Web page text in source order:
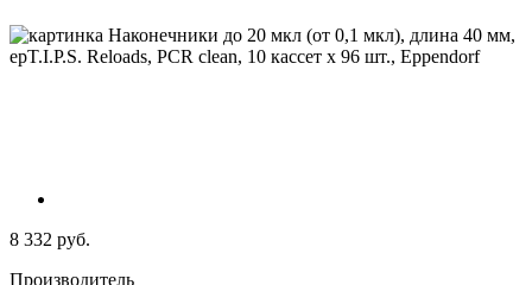
8 332 руб.
Производитель